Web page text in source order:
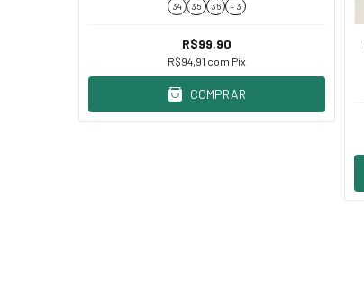
34 35 36 + 3
R$99,90
R$94,91 com Pix
COMPRAR